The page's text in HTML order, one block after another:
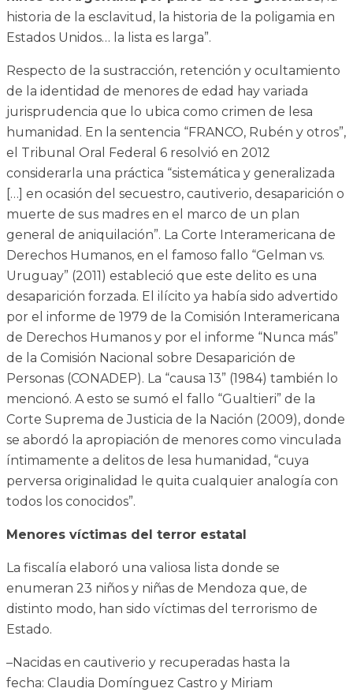
historia de la esclavitud, la historia de la poligamia en
Estados Unidos… la lista es larga”.
Respecto de la sustracción, retención y ocultamiento
de la identidad de menores de edad hay variada
jurisprudencia que lo ubica como crimen de lesa
humanidad. En la sentencia “FRANCO, Rubén y otros”,
el Tribunal Oral Federal 6 resolvió en 2012
considerarla una práctica “sistemática y generalizada
[…] en ocasión del secuestro, cautiverio, desaparición o
muerte de sus madres en el marco de un plan
general de aniquilación”. La Corte Interamericana de
Derechos Humanos, en el famoso fallo “Gelman vs.
Uruguay” (2011) estableció que este delito es una
desaparición forzada. El ilícito ya había sido advertido
por el informe de 1979 de la Comisión Interamericana
de Derechos Humanos y por el informe “Nunca más”
de la Comisión Nacional sobre Desaparición de
Personas (CONADEP). La “causa 13” (1984) también lo
mencionó. A esto se sumó el fallo “Gualtieri” de la
Corte Suprema de Justicia de la Nación (2009), donde
se abordó la apropiación de menores como vinculada
íntimamente a delitos de lesa humanidad, “cuya
perversa originalidad le quita cualquier analogía con
todos los conocidos”.
Menores víctimas del terror estatal
La fiscalía elaboró una valiosa lista donde se
enumeran 23 niños y niñas de Mendoza que, de
distinto modo, han sido víctimas del terrorismo de
Estado.
–Nacidas en cautiverio y recuperadas hasta la
fecha: Claudia Domínguez Castro y Miriam